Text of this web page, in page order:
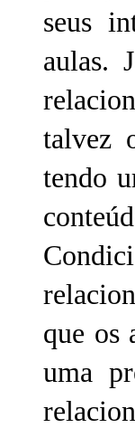
seus
aulas.
talvez
tendo
que os
uma